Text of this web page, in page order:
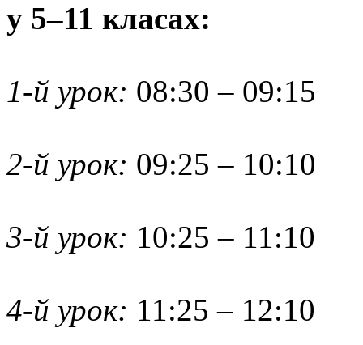
у 5–11 класах:
1-й урок: 08:30 – 09:15
2-й урок: 09:25 – 10:10
3-й урок: 10:25 – 11:10
4-й урок: 11:25 – 12:10